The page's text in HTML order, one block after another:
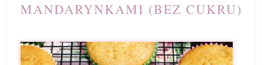
MANDARYNKAMI (BEZ CUKRU)